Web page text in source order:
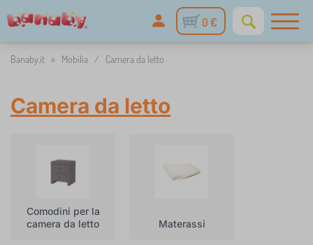
0 €
Banaby.it » Mobilia / Camera da letto
Camera da letto
Comodini per la
camera da letto
Materassi